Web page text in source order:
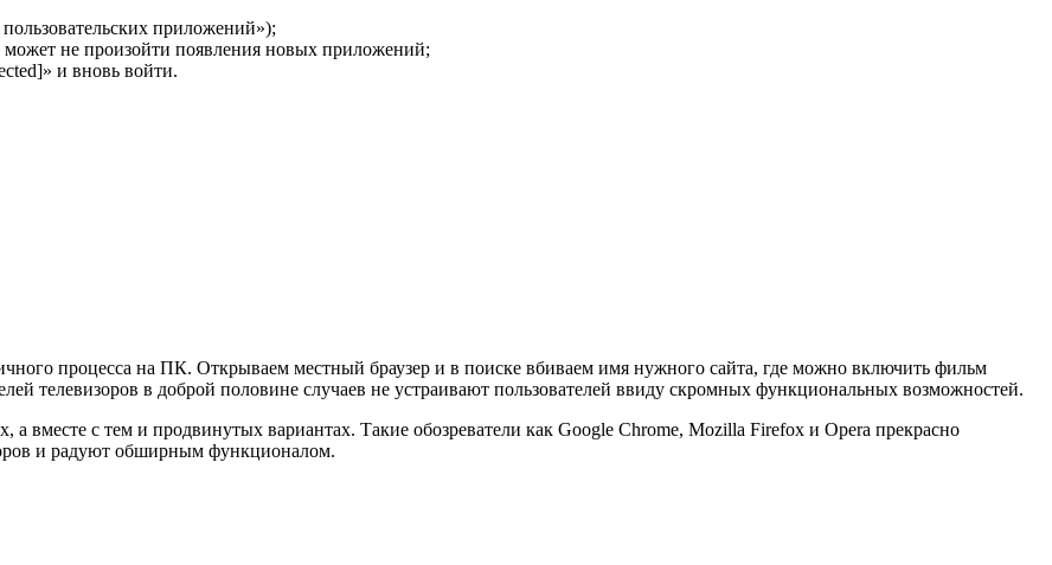
приложений»);
может не произойти появления новых приложений;
и вновь войти.
процесса на ПК. Открываем местный браузер и в поиске вбиваем имя нужного сайта, где можно включить фильм
телевизоров в доброй половине случаев не устраивают пользователей ввиду скромных функциональных возможностей.
а вместе с тем и продвинутых вариантах. Такие обозреватели как Google Chrome, Mozilla Firefox и Opera прекрасно
и радуют обширным функционалом.